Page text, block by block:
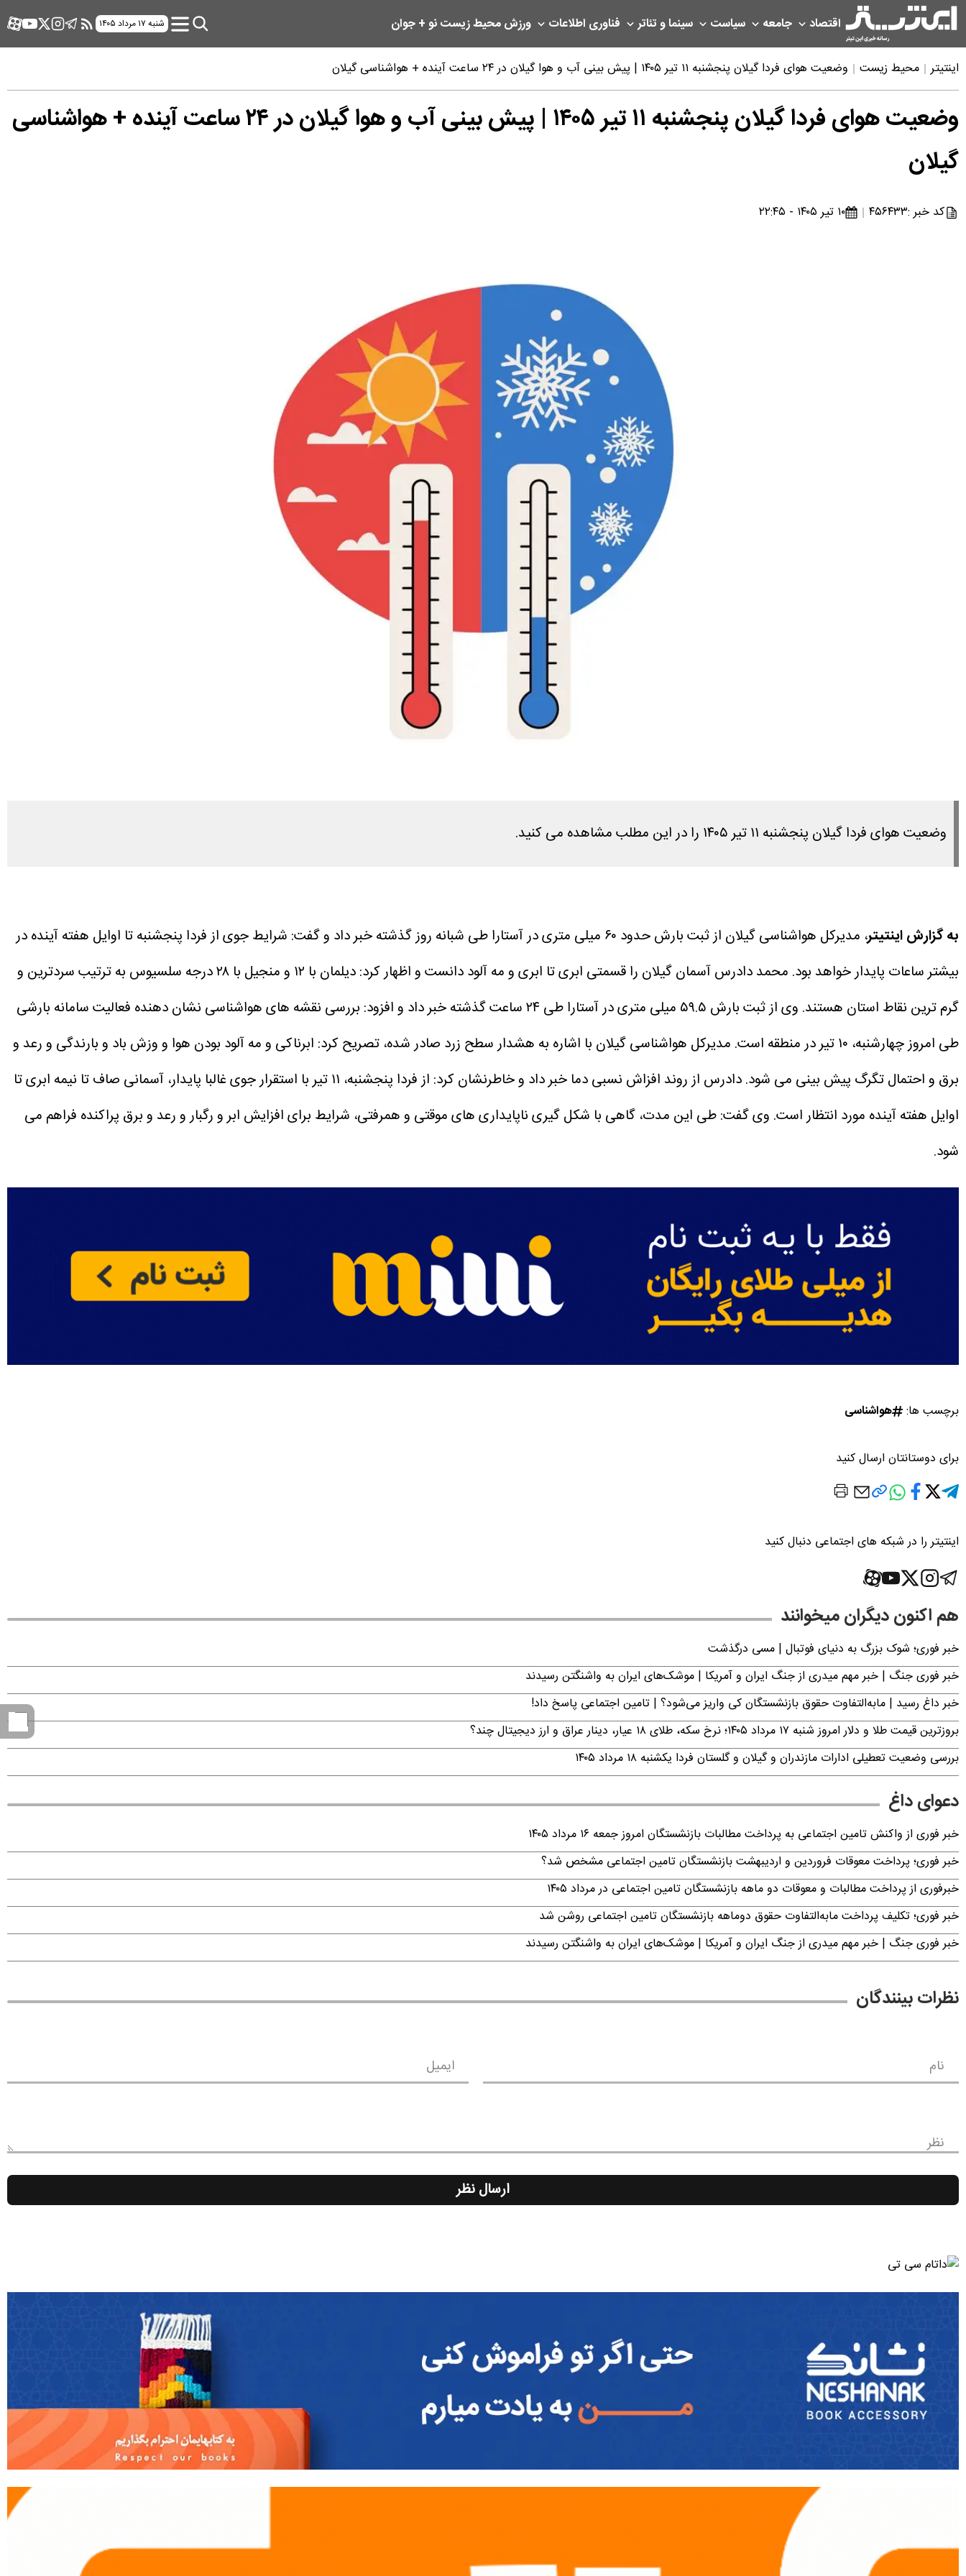
اقتصاد جامعه سیاست سینما و تئاتر فناوری اطلاعات ورزشمحیط زیستنو + جوان شنبه ۱۷ مرداد ۱۴۰۵
اینتیتر محیط زیست وضعیت هوای فردا گیلان پنجشنبه ۱۱ تیر ۱۴۰۵ | پیش بینی آب و هوا گیلان در ۲۴ ساعت آینده + هواشناسی گیلان
وضعیت هوای فردا گیلان پنجشنبه ۱۱ تیر ۱۴۰۵ | پیش بینی آب و هوا گیلان در ۲۴ ساعت آینده + هواشناسی
گیلان
کد خبر :۴۵۶۴۳۳ ۱۰ تیر ۱۴۰۵ - ۲۲:۴۵
وضعیت هوای فردا گیلان پنجشنبه ۱۱ تیر ۱۴۰۵ را در این مطلب مشاهده می کنید.
به گزارش اینتیتر
، مدیرکل هواشناسی گیلان از ثبت بارش حدود ۶۰ میلی متری در آستارا طی شبانه روز گذشته خبر داد و گفت: شرایط جوی از فردا پنجشنبه تا اوایل هفته آینده در
بیشتر ساعات پایدار خواهد بود.
محمد دادرس آسمان گیلان را قسمتی ابری تا ابری و مه آلود دانست و اظهار کرد: دیلمان با ۱۲ و منجیل با ۲۸ درجه سلسیوس به ترتیب سردترین و
گرم ترین نقاط استان هستند.
وی از ثبت بارش ۵۹.۵ میلی متری در آستارا طی ۲۴ ساعت گذشته خبر داد و افزود: بررسی نقشه های هواشناسی نشان دهنده فعالیت سامانه بارشی
طی امروز چهارشنبه، ۱۰ تیر در منطقه است.
مدیرکل هواشناسی گیلان با اشاره به هشدار سطح زرد صادر شده، تصریح کرد: ابرناکی و مه آلود بودن هوا و وزش باد و بارندگی و رعد و
برق و احتمال تگرگ پیش بینی می شود.
دادرس از روند افزاش نسبی دما خبر داد و خاطرنشان کرد: از فردا پنجشنبه، ۱۱ تیر با استقرار جوی غالبا پایدار، آسمانی صاف تا نیمه ابری تا
اوایل هفته آینده مورد انتظار است. وی گفت: طی این مدت، گاهی با شکل گیری ناپایداری های موقتی و همرفتی، شرایط برای افزایش ابر و رگبار و رعد و برق پراکنده فراهم می
شود.
برچسب ها: هواشناسی
برای دوستانتان ارسال کنید
اینتیتر را در شبکه های اجتماعی دنبال کنید
هم اکنون دیگران میخوانند
خبر فوری؛‌ شوک بزرگ به دنیای فوتبال | مسی درگذشت
خبر فوری جنگ | خبر مهم میدری از جنگ ایران و آمریکا | موشک‌های ایران به واشنگتن رسیدند
خبر داغ رسید | مابه‌التفاوت حقوق بازنشستگان کی واریز می‌شود؟ | تامین اجتماعی پاسخ داد!
بروزترین قیمت طلا و دلار امروز شنبه ۱۷ مرداد ۱۴۰۵؛ نرخ سکه، طلای ۱۸ عیار، دینار عراق و ارز دیجیتال چند؟
بررسی وضعیت تعطیلی ادارات مازندران و گیلان و گلستان فردا یکشنبه ۱۸ مرداد ۱۴۰۵
دعوای داغ
خبر فوری از واکنش تامین اجتماعی به پرداخت مطالبات بازنشستگان امروز جمعه ۱۶ مرداد ۱۴۰۵
خبر فوری؛ پرداخت معوقات فروردین و اردیبهشت بازنشستگان تامین اجتماعی مشخص شد؟
خبرفوری از پرداخت مطالبات و معوقات دو ماهه بازنشستگان تامین اجتماعی در مرداد ۱۴۰۵
خبر فوری؛ تکلیف پرداخت مابه‌التفاوت حقوق دوماهه بازنشستگان تامین اجتماعی روشن شد
خبر فوری جنگ | خبر مهم میدری از جنگ ایران و آمریکا | موشک‌های ایران به واشنگتن رسیدند
نظرات بینندگان
نام ایمیل
نظر
ارسال نظر